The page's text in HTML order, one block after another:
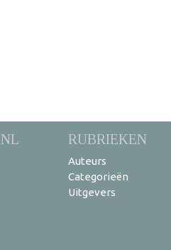
RUBRIEKEN
Auteurs
Categorieën
Uitgevers